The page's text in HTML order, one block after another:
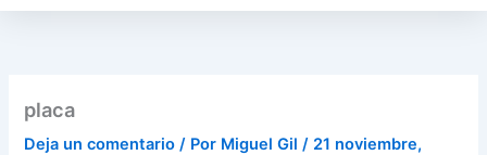
placa
Deja un comentario / Por Miguel Gil / 21 noviembre,